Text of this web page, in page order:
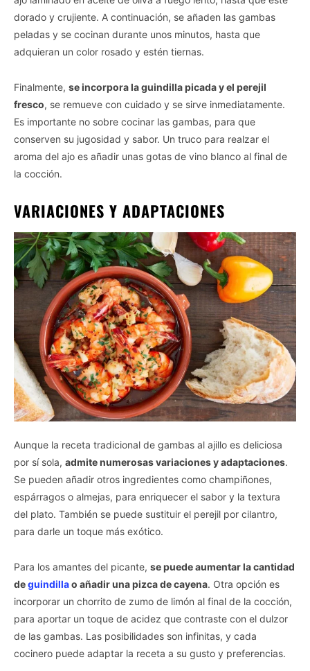
dorado y crujiente. A continuación, se añaden las gambas
peladas y se cocinan durante unos minutos, hasta que
adquieran un color rosado y estén tiernas.
Finalmente, se incorpora la guindilla picada y el perejil
fresco, se remueve con cuidado y se sirve inmediatamente.
Es importante no sobre cocinar las gambas, para que
conserven su jugosidad y sabor. Un truco para realzar el
aroma del ajo es añadir unas gotas de vino blanco al final de
la cocción.
VARIACIONES Y ADAPTACIONES
Aunque la receta tradicional de gambas al ajillo es deliciosa
por sí sola, admite numerosas variaciones y adaptaciones.
Se pueden añadir otros ingredientes como champiñones,
espárragos o almejas, para enriquecer el sabor y la textura
del plato. También se puede sustituir el perejil por cilantro,
para darle un toque más exótico.
Para los amantes del picante, se puede aumentar la cantidad
deguindillao añadir una pizca de cayena. Otra opción es
incorporar un chorrito de zumo de limón al final de la cocción,
para aportar un toque de acidez que contraste con el dulzor
de las gambas. Las posibilidades son infinitas, y cada
cocinero puede adaptar la receta a su gusto y preferencias.